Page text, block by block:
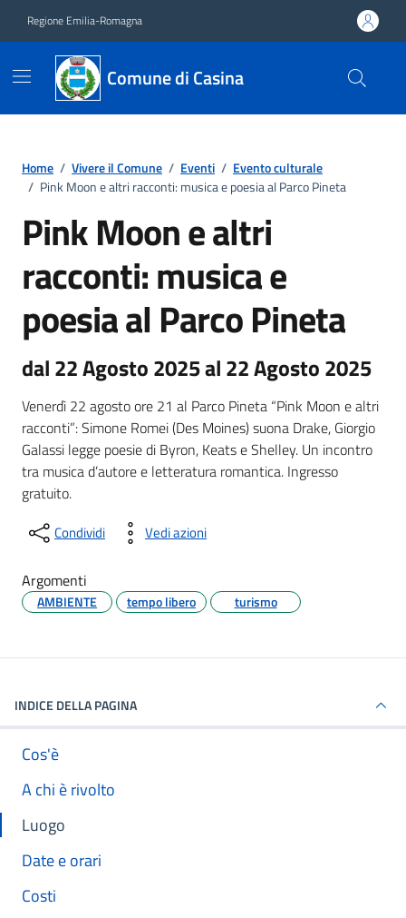
Regione Emilia-Romagna
Comune di Casina
Home / Vivere il Comune / Eventi / Evento culturale
/ Pink Moon e altri racconti: musica e poesia al Parco Pineta
Pink Moon e altri
racconti: musica e
poesia al Parco Pineta
dal 22 Agosto 2025 al 22 Agosto 2025
Venerdì 22 agosto ore 21 al Parco Pineta “Pink Moon e altri
racconti”: Simone Romei (Des Moines) suona Drake, Giorgio
Galassi legge poesie di Byron, Keats e Shelley. Un incontro
tra musica d’autore e letteratura romantica. Ingresso
gratuito.
Condividi Vedi azioni
Argomenti
AMBIENTE tempo libero turismo
INDICE DELLA PAGINA
Cos'è
A chi è rivolto
Luogo
Date e orari
Costi